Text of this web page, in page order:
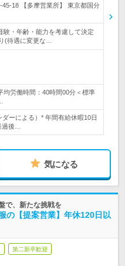
45-18 【多摩営業所】 東京都国分
・年齢・能力を考慮して決定
(待遇に変更な…
均労働時間：40時間00分＜標準
ーによる）* 年間有給休暇10日
過後…
気になる
で、新たな挑戦を
の【提案営業】年休120日以
第二新卒歓迎